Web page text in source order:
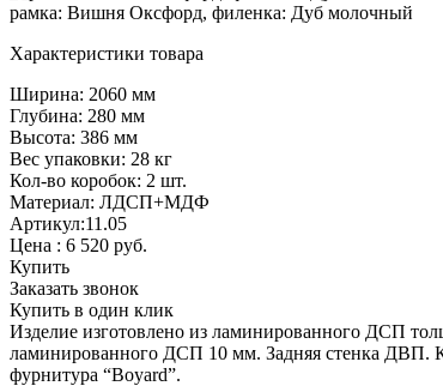
рамка: Вишня Оксфорд, филенка: Дуб молочный
Характеристики товара
Ширина: 2060 мм
Глубина: 280 мм
Высота: 386 мм
Вес упаковки: 28 кг
Кол-во коробок: 2 шт.
Материал: ЛДСП+МДФ
Артикул:11.05
Цена : 6 520 руб.
Купить
Заказать звонок
Купить в один клик
Изделие изготовлено из ламинированного ДСП
ламинированного ДСП 10 мм. Задняя стенка ДВП.
фурнитура “Boyard”.